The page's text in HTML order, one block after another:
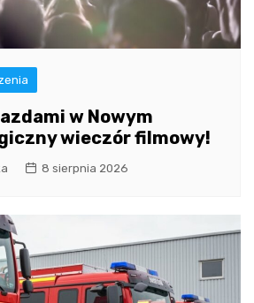
w Nowym
wieczór filmowy!
8 sierpnia 2026